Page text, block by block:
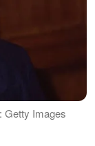
Getty Images